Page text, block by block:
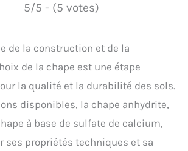
5/5 - (5 votes)
de la construction et de la
de la chape est une étape
la qualité et la durabilité des sols.
disponibles, la chape anhydrite,
à base de sulfate de calcium,
ses propriétés techniques et sa